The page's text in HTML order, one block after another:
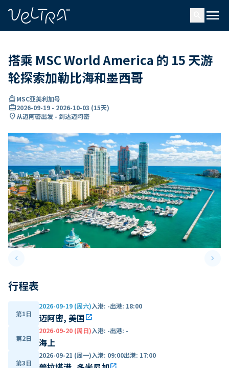
menu
搭乘 MSC World America 的 15 天游
轮探索加勒比海和墨西哥
directions_boatMSC亚美利加号
card_travel2026-09-19 - 2026-10-03 (15天)
location_on从迈阿密出发 - 到达迈阿密
keyboard_arrow_leftPrevious slide keyboard_arrow_right
行程表
第1日
2026-09-19 (周六)入港: -出港: 18:00
迈阿密, 美国open_in_new
第2日
2026-09-20 (周日)入港: -出港: -
海上
第3日
2026-09-21 (周一)入港: 09:00出港: 17:00